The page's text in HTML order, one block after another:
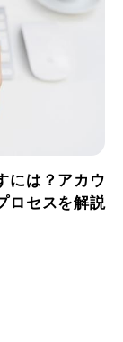
には？アカウ
ロセスを解説